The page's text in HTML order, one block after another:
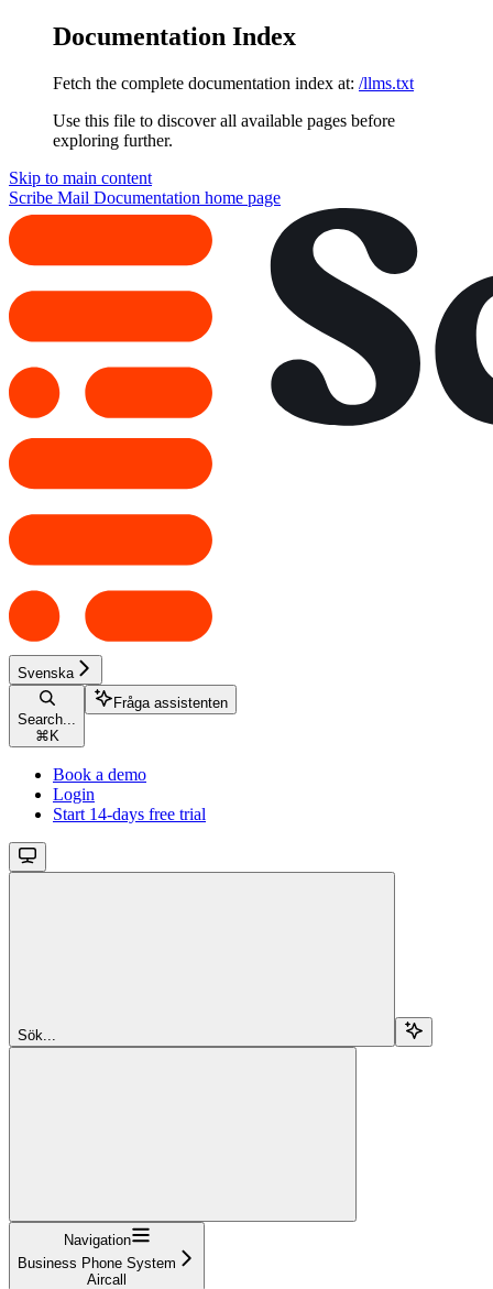
Documentation Index
Fetch the complete documentation index at: /llms.txt
Use this file to discover all available pages before
exploring further.
Skip to main content
Scribe Mail Documentation home page
Svenska
Search...
⌘ K
Fråga assistenten
Book a demo
Login
Start 14-days free trial
Sök...
Navigation
Business Phone System
Aircall